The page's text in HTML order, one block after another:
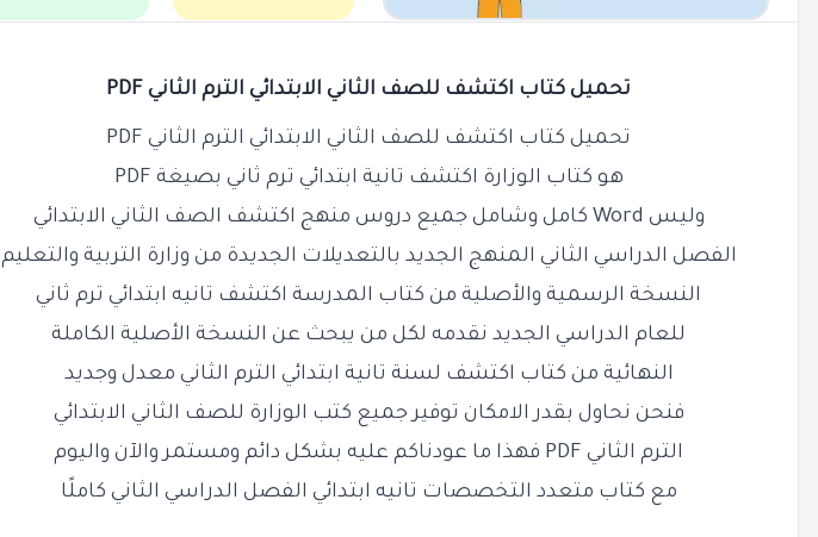
تحميل كتاب اكتشف للصف الثاني الابتدائي الترم الثاني PDF
تحميل كتاب اكتشف للصف الثاني الابتدائي الترم الثاني PDF
هو كتاب الوزارة اكتشف تانية ابتدائي ترم ثاني بصيغة PDF
وليس Word كامل وشامل جميع دروس منهج اكتشف الصف الثاني الابتدائي
الفصل الدراسي الثاني المنهج الجديد بالتعديلات الجديدة من وزارة التربية والتعليم
النسخة الرسمية والأصلية من كتاب المدرسة اكتشف تانيه ابتدائي ترم ثاني
للعام الدراسي الجديد نقدمه لكل من يبحث عن النسخة الأصلية الكاملة
النهائية من كتاب اكتشف لسنة تانية ابتدائي الترم الثاني معدل وجديد
فنحن نحاول بقدر الامكان توفير جميع كتب الوزارة للصف الثاني الابتدائي
الترم الثاني PDF فهذا ما عودناكم عليه بشكل دائم ومستمر والآن واليوم
مع كتاب متعدد التخصصات تانيه ابتدائي الفصل الدراسي الثاني كاملًا